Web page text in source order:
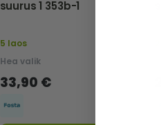
suurus 1 353b-1
5 laos
Hea valik
33,90 €